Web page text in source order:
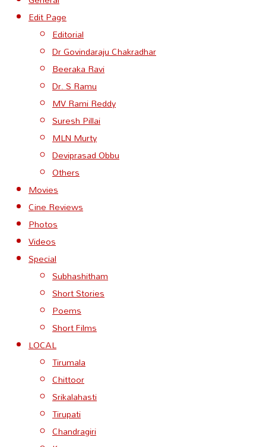
Edit Page
Editorial
Dr Govindaraju Chakradhar
Beeraka Ravi
Dr. S Ramu
MV Rami Reddy
Suresh Pillai
MLN Murty
Deviprasad Obbu
Others
Movies
Cine Reviews
Photos
Videos
Special
Subhashitham
Short Stories
Poems
Short Films
LOCAL
Tirumala
Chittoor
Srikalahasti
Tirupati
Chandragiri